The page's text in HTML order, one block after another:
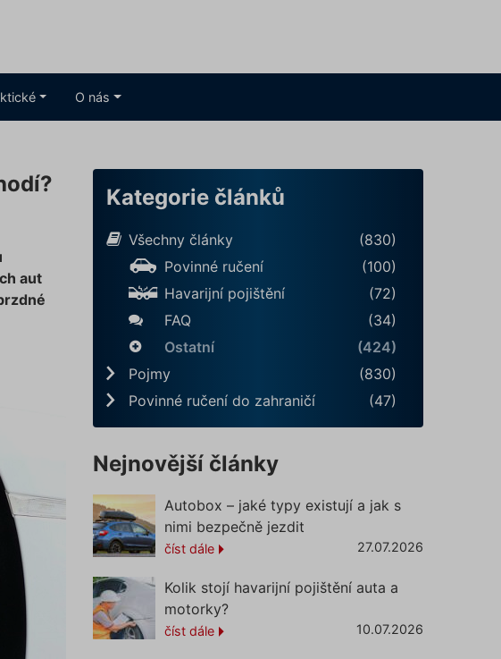
O nás
aut
Kategorie článků
Všechny články
(830)
Povinné ručení
(100)
Havarijní pojištění
(72)
FAQ
(34)
Ostatní
(424)
Pojmy
(830)
Povinné ručení do zahraničí
(47)
Nejnovější články
Autobox – jaké typy existují a jak s
nimi bezpečně jezdit
číst dále 27.07.2026
Kolik stojí havarijní pojištění auta a
motorky?
číst dále 10.07.2026